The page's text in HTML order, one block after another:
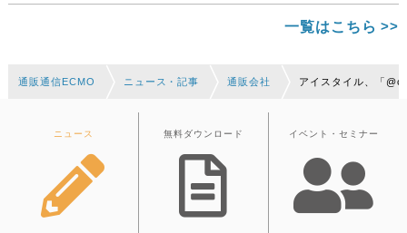
一覧はこちら
通販通信ECMO ニュース・記事 通販会社 アイスタイル、「
ニュース 無料ダウンロード イベント・セミナー